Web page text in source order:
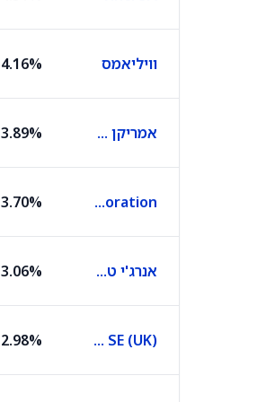
וויליאמס 4.16%
אמריקן טאואר 3.89%
Tc Energy Corporation
3.70%
אנרג'י טרנספר אקוויטי 3.06%
E.ON SE (UK)
2.98%